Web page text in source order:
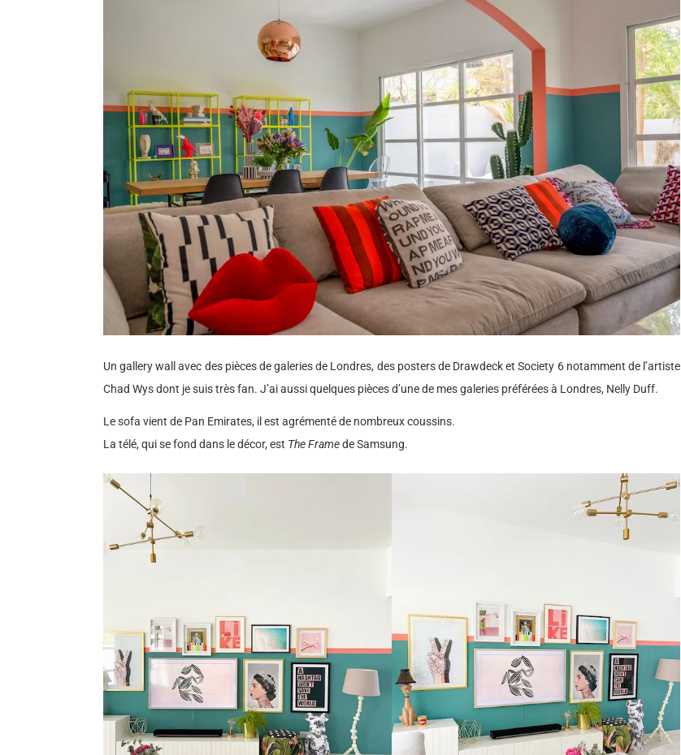
Un gallery wall avec des pièces de galeries de Londres, des posters de Drawdeck et Society 6 notamment de l’artiste
Chad Wys dont je suis très fan. J’ai aussi quelques pièces d’une de mes galeries préférées à Londres, Nelly Duff.
Le sofa vient de Pan Emirates, il est agrémenté de nombreux coussins.
La télé, qui se fond dans le décor, est The Framede Samsung.